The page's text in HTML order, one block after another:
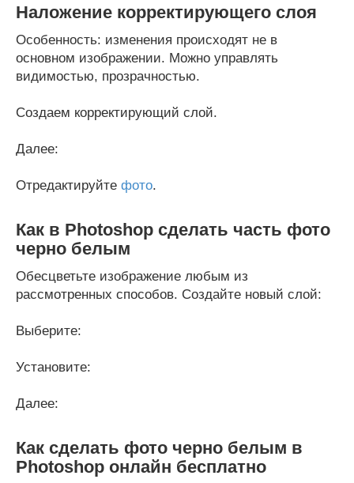
Наложение корректирующего слоя
Особенность: изменения происходят не в
основном изображении. Можно управлять
видимостью, прозрачностью.
Создаем корректирующий слой.
Далее:
Отредактируйте фото.
Как в Photoshop сделать часть фото
черно белым
Обесцветьте изображение любым из
рассмотренных способов. Создайте новый слой:
Выберите:
Установите:
Далее:
Как сделать фото черно белым в
Photoshop онлайн бесплатно